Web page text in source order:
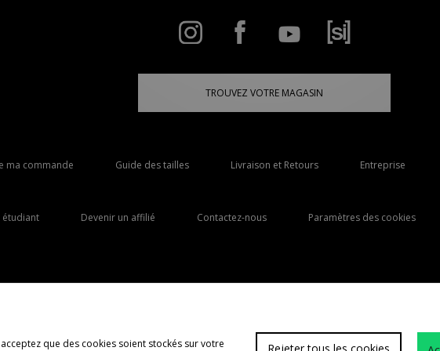
TROUVEZ VOTRE MAGASIN
ma commande Guide des tailles Livraison et Retours Entreprise
étudiant Devenir un affilié Contactez-nous Paramètres des cookies
que des cookies soient stockés sur votre